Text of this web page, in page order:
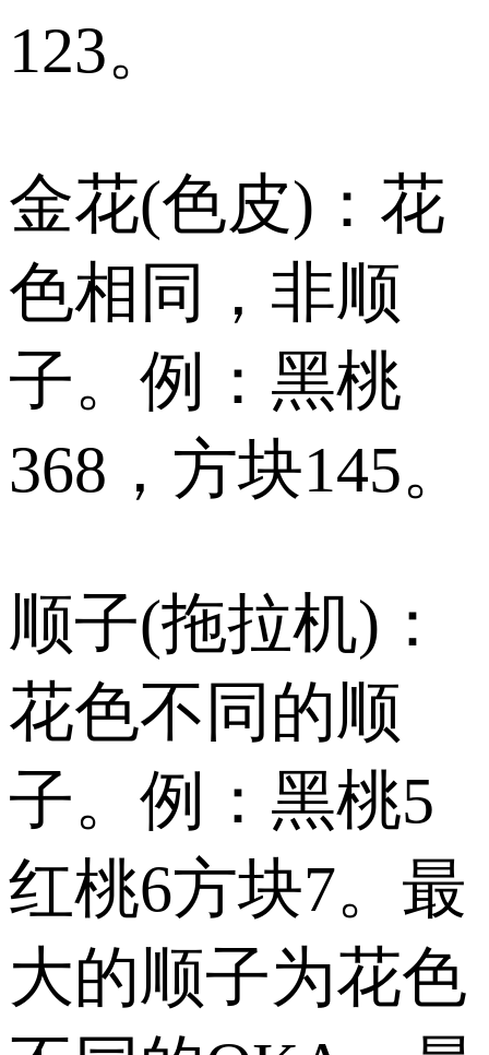
123。
金花(色皮)：花
色相同，非顺
子。例：黑桃
368，方块145。
顺子(拖拉机)：
花色不同的顺
子。例：黑桃5
红桃6方块7。最
大的顺子为花色